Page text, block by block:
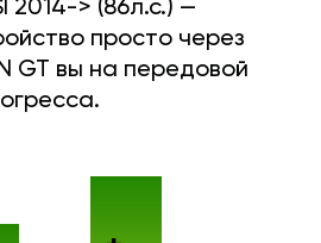
2014-> (86л.с.) —
просто через
GT вы на передовой